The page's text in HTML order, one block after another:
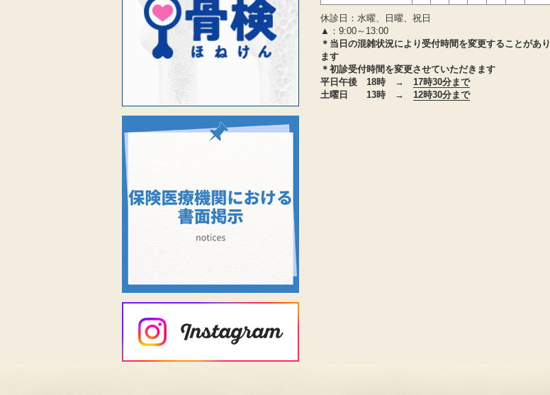
休診日：水曜、日曜、祝日
▲：9:00～13:00
＊当日の混雑状況により受付時間を変更することがあり
ます
＊初診受付時間を変更させていただきます
平日午後 18時 → 17時30分まで
土曜日 13時 → 12時30分まで